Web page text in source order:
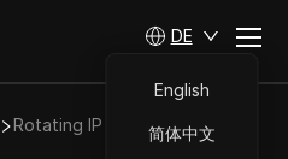
DE
English
简体中文
Rotating IP